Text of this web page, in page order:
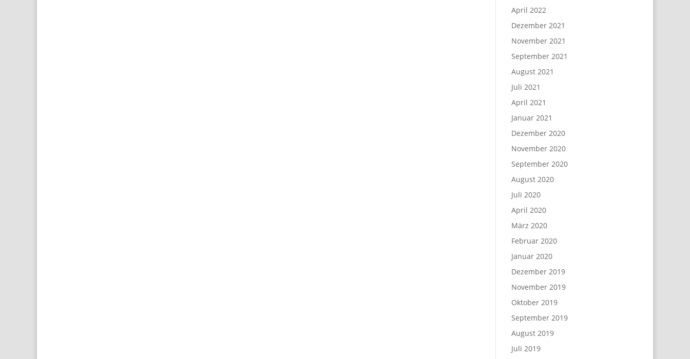
April 2022
Dezember 2021
November 2021
September 2021
August 2021
Juli 2021
April 2021
Januar 2021
Dezember 2020
November 2020
September 2020
August 2020
Juli 2020
April 2020
März 2020
Februar 2020
Januar 2020
Dezember 2019
November 2019
Oktober 2019
September 2019
August 2019
Juli 2019